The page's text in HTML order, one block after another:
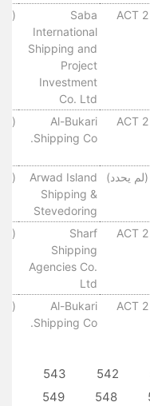
ACT 2
Saba
International
Shipping and
Project
Investment
Co. Ltd
ACT 2
Al-Bukari
Shipping Co.
(لم يحدد)
Arwad Island
Shipping &
Stevedoring
ACT 2
Sharf
Shipping
Agencies Co.
Ltd
ACT 2
Al-Bukari
Shipping Co.
542
543
548
549